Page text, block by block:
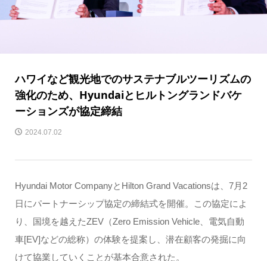
ハワイなど観光地でのサステナブルツーリズムの
強化のため、Hyundaiとヒルトングランドバケ
ーションズが協定締結
2024.07.02
Hyundai Motor CompanyとHilton Grand Vacationsは、7月2
日にパートナーシップ協定の締結式を開催。この協定によ
り、国境を越えたZEV（Zero Emission Vehicle、電気自動
車[EV]などの総称）の体験を提案し、潜在顧客の発掘に向
けて協業していくことが基本合意された。